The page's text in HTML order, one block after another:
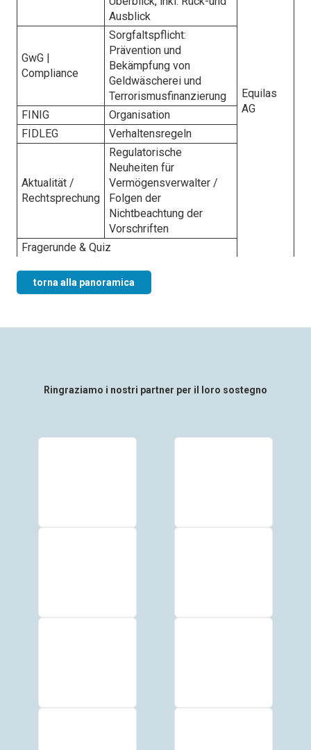
Ausblick
Equilas
AG
GwG |
Compliance
Sorgfaltspflicht:
Prävention und
Bekämpfung von
Geldwäscherei und
Terrorismusfinanzierung
FINIG
Organisation
FIDLEG
Verhaltensregeln
Aktualität /
Rechtsprechung
Regulatorische
Neuheiten für
Vermögensverwalter /
Folgen der
Nichtbeachtung der
Vorschriften
Fragerunde & Quiz
torna alla panoramica
Ringraziamo i nostri partner per il loro sostegno